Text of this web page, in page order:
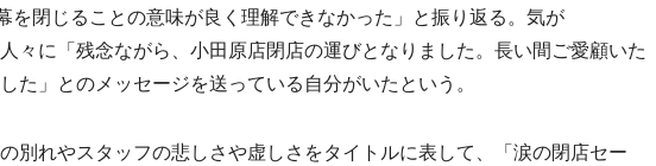
を閉じることの意味が良く理解できなかった」と振り返る。気が
々に「残念ながら、小田原店閉店の運びとなりました。長い間ご愛顧いた
た」とのメッセージを送っている自分がいたという。
別れやスタッフの悲しさや虚しさをタイトルに表して、「涙の閉店セー